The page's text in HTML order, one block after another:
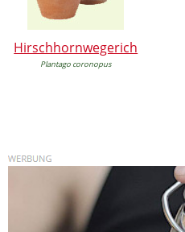
Hirschhornwegerich
Plantago coronopus